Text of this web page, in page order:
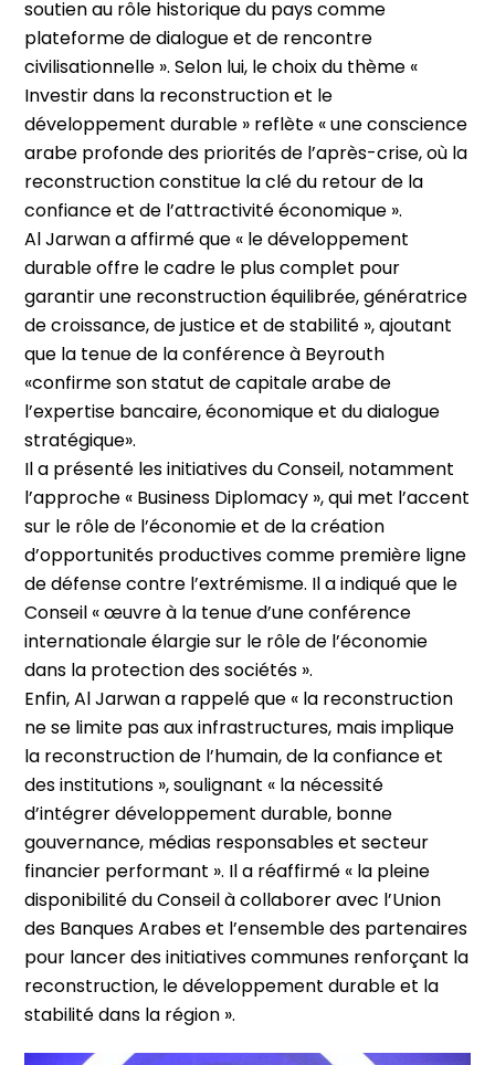
soutien au rôle historique du pays comme
plateforme de dialogue et de rencontre
civilisationnelle ». Selon lui, le choix du thème «
Investir dans la reconstruction et le
développement durable » reflète « une conscience
arabe profonde des priorités de l’après-crise, où la
reconstruction constitue la clé du retour de la
confiance et de l’attractivité économique ».
Al Jarwan a affirmé que « le développement
durable offre le cadre le plus complet pour
garantir une reconstruction équilibrée, génératrice
de croissance, de justice et de stabilité », ajoutant
que la tenue de la conférence à Beyrouth
«confirme son statut de capitale arabe de
l’expertise bancaire, économique et du dialogue
stratégique».
Il a présenté les initiatives du Conseil, notamment
l’approche « Business Diplomacy », qui met l’accent
sur le rôle de l’économie et de la création
d’opportunités productives comme première ligne
de défense contre l’extrémisme. Il a indiqué que le
Conseil « œuvre à la tenue d’une conférence
internationale élargie sur le rôle de l’économie
dans la protection des sociétés ».
Enfin, Al Jarwan a rappelé que « la reconstruction
ne se limite pas aux infrastructures, mais implique
la reconstruction de l’humain, de la confiance et
des institutions », soulignant « la nécessité
d’intégrer développement durable, bonne
gouvernance, médias responsables et secteur
financier performant ». Il a réaffirmé « la pleine
disponibilité du Conseil à collaborer avec l’Union
des Banques Arabes et l’ensemble des partenaires
pour lancer des initiatives communes renforçant la
reconstruction, le développement durable et la
stabilité dans la région ».